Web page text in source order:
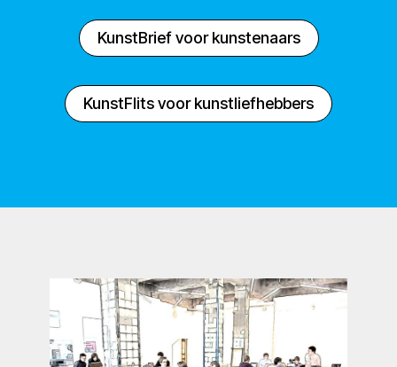
KunstBrief voor kunstenaars
KunstFlits voor kunstliefhebbers